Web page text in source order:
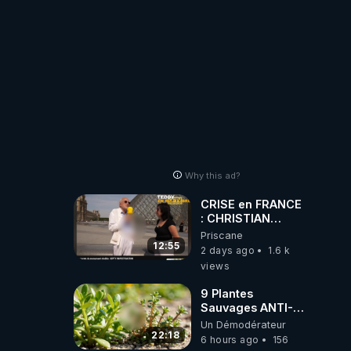
Why this ad?
12:55
CRISE en FRANCE
: CHRISTIAN
COTTEN FAIT une
étrange
découverte
Priscane
2 days ago
1.6 k
views
22:18
9 Plantes
Sauvages ANTI-
FAMINE: ces
Ressources
Un Démodérateur
6 hours ago
156